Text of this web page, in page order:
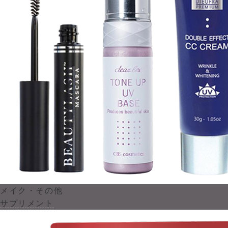
メイク・その他
サプリメント